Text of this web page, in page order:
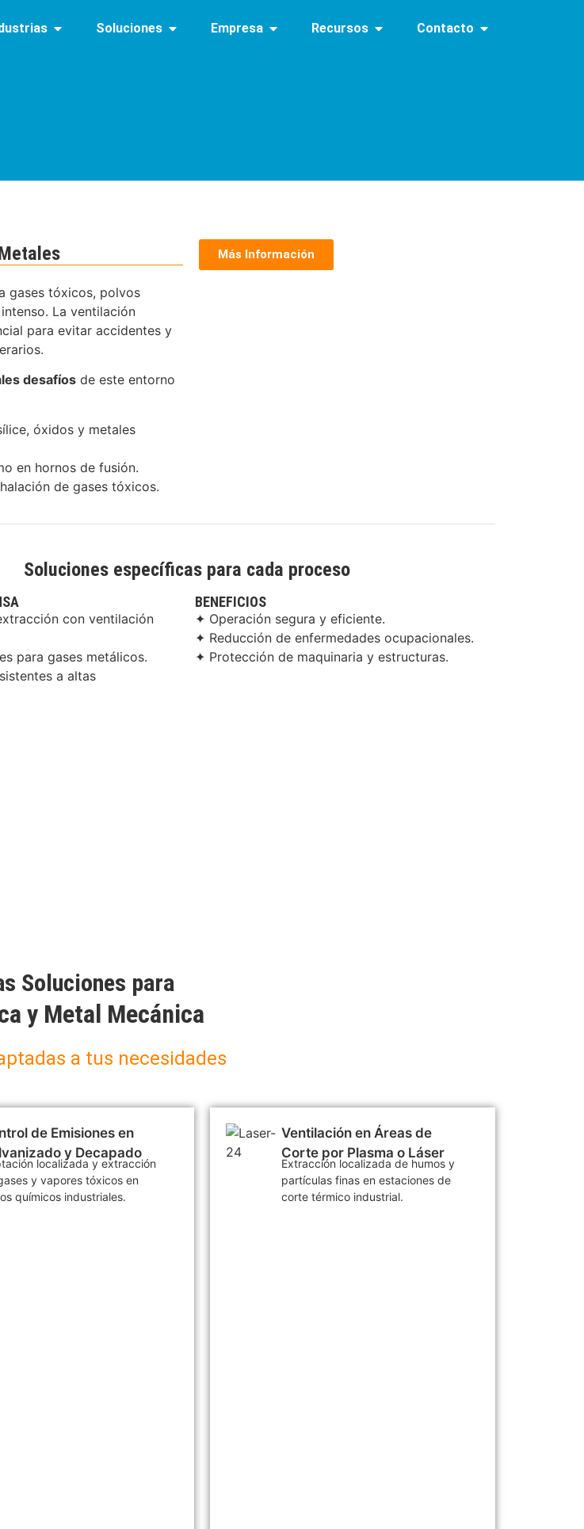
Soluciones Empresa Recursos Contacto
gases tóxicos, polvos
La ventilación
para evitar accidentes y
desafíos de este entorno
óxidos y metales
en hornos de fusión.
de gases tóxicos.
Más Información
Soluciones específicas para cada proceso
con ventilación
para gases metálicos.
a altas
BENEFICIOS
✦ Operación segura y eficiente.
✦ Reducción de enfermedades ocupacionales.
✦ Protección de maquinaria y estructuras.
Soluciones para
y Metal Mecánica
a tus necesidades
de Emisiones en
y Decapado
localizada y extracción
y vapores tóxicos en
químicos industriales.
Ventilación en Áreas de
Corte por Plasma o Láser
Extracción localizada de humos y
partículas finas en estaciones de
corte térmico industrial.